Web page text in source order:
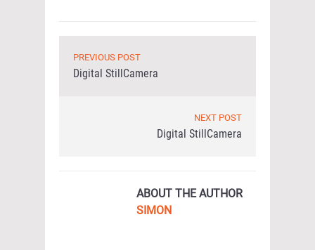
PREVIOUS POST
Digital StillCamera
NEXT POST
Digital StillCamera
ABOUT THE AUTHOR
SIMON